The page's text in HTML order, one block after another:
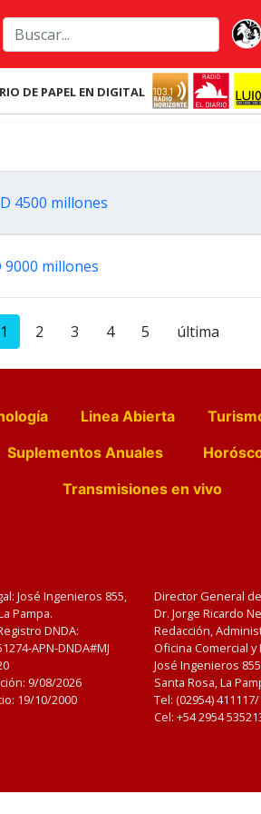
DE PAPEL EN DIGITAL
4500 millones
millones
1 2 3 4 5 última
Linea Abierta
Suplementos Anuales
Transmisiones en vivo
José Ingenieros 855,
Pampa.
DNDA:
APN-DNDA#MJ
9/08/2026
19/10/2000
Director General
Dr. Jorge Ricardo
Redacción,
Oficina Comercial
José Ingenieros
Santa Rosa, La
Tel: (02954)
Cel: +54 2954